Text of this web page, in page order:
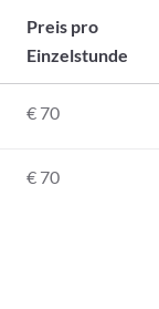
Preis pro
Einzelstunde
€ 70
€ 70